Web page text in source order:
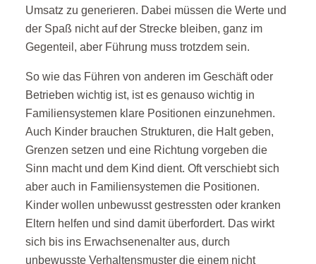
Umsatz zu generieren. Dabei müssen die Werte und
der Spaß nicht auf der Strecke bleiben, ganz im
Gegenteil, aber Führung muss trotzdem sein.
So wie das Führen von anderen im Geschäft oder
Betrieben wichtig ist, ist es genauso wichtig in
Familiensystemen klare Positionen einzunehmen.
Auch Kinder brauchen Strukturen, die Halt geben,
Grenzen setzen und eine Richtung vorgeben die
Sinn macht und dem Kind dient. Oft verschiebt sich
aber auch in Familiensystemen die Positionen.
Kinder wollen unbewusst gestressten oder kranken
Eltern helfen und sind damit überfordert. Das wirkt
sich bis ins Erwachsenenalter aus, durch
unbewusste Verhaltensmuster die einem nicht